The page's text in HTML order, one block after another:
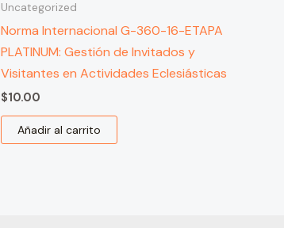
Uncategorized
Norma Internacional G-360-16-ETAPA
PLATINUM: Gestión de Invitados y
Visitantes en Actividades Eclesiásticas
$10.00
Añadir al carrito